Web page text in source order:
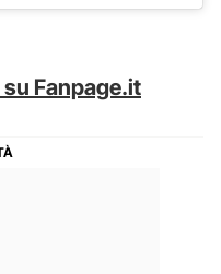
Fanpage.it